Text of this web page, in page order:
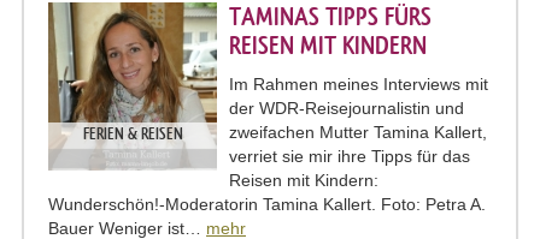
FERIEN & REISEN
TAMINAS TIPPS FÜRS
REISEN MIT KINDERN
Im Rahmen meines Interviews mit
der WDR-Reisejournalistin und
zweifachen Mutter Tamina Kallert,
verriet sie mir ihre Tipps für das
Reisen mit Kindern:
Wunderschön!-Moderatorin Tamina Kallert. Foto: Petra A.
Bauer Weniger ist… mehr